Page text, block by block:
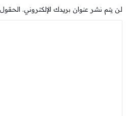
لن يتم نشر عنوان بريدك الإلكتروني. الحقول